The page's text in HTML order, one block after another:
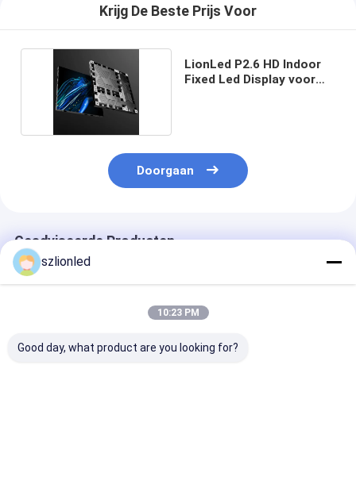
Krijg De Beste Prijs Voor
LionLed P2.6 HD Indoor
Fixed Led Display voor
Doorgaan
Geadviseerde Producten
szlionled
10:23 PM
Good day, what product are you looking for?